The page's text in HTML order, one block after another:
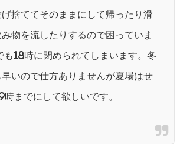
捨ててそのままにして帰ったり滑
物を流したりするので困っていま
も18時に閉められてしまいます。冬
いので仕方ありませんが夏場はせ
までにして欲しいです。